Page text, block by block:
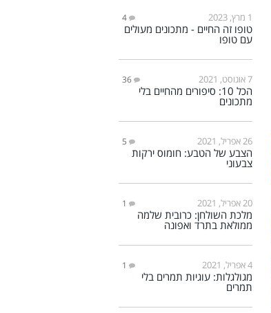
1 מרץ, 2023 4
טופו זה החיים - מתכונים מעולים
עם טופו
7 אוגוסט, 2021 36
הכל 10: סיפורים מהחיים בלי
מתכונים
26 אפריל, 2021 5
הצבע של הטבע: חומוס ירקות
צבעוני
20 אפריל, 2021 1
מלכת השולחן: כרובית שלמה
ממולאת בתרד ואפונה
4 אפריל, 2021 1
מגולגלות: עוגיות תמרים בלי
תמרים